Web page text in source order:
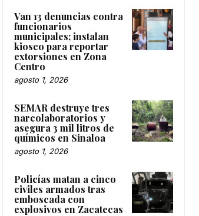
Van 13 denuncias contra
funcionarios
municipales; instalan
kiosco para reportar
extorsiones en Zona
Centro
agosto 1, 2026
SEMAR destruye tres
narcolaboratorios y
asegura 3 mil litros de
químicos en Sinaloa
agosto 1, 2026
Policías matan a cinco
civiles armados tras
emboscada con
explosivos en Zacatecas